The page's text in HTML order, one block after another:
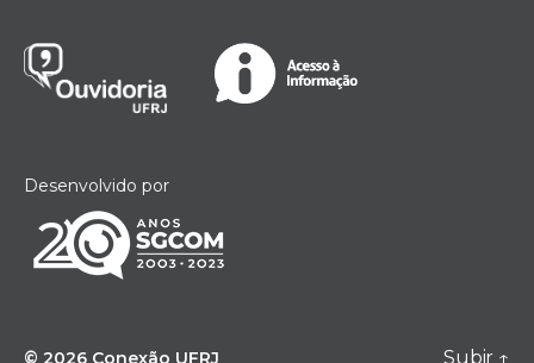
Desenvolvido por
© 2026 Conexão UFRJ Subir ↑